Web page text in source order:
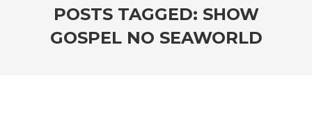
POSTS TAGGED: SHOW
GOSPEL NO SEAWORLD